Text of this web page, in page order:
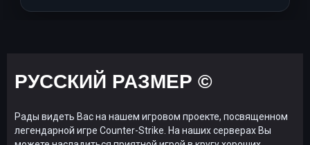
РУССКИЙ РАЗМЕР ©
Рады видеть Вас на нашем игровом проекте, посвященном
легендарной игре Counter-Strike. На наших серверах Вы